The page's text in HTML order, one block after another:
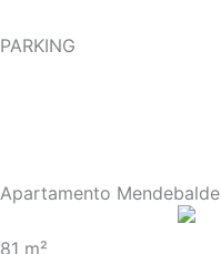
PARKING
Apartamento Mendebalde
81 m²